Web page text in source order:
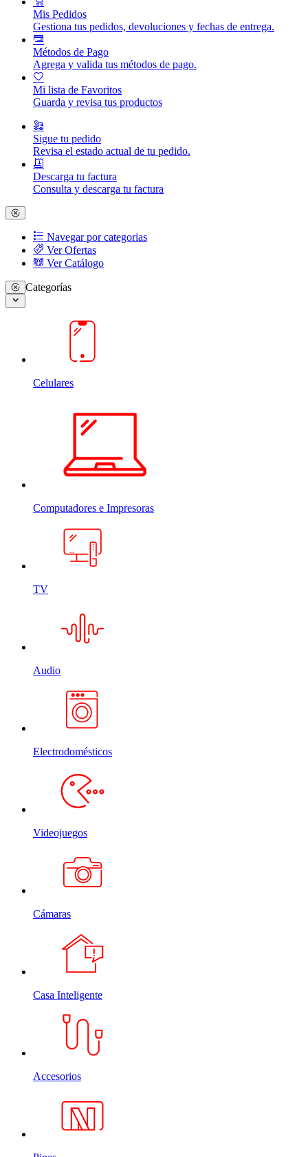
Mis Pedidos
Gestiona tus pedidos, devoluciones y fechas de entrega.
Métodos de Pago
Agrega y valida tus métodos de pago.
Mi lista de Favoritos
Guarda y revisa tus productos
Sigue tu pedido
Revisa el estado actual de tu pedido.
Descarga tu factura
Consulta y descarga tu factura
Navegar por categorias
Ver Ofertas
Ver Catálogo
Categorías
Celulares
Computadores e Impresoras
TV
Audio
Electrodomésticos
Videojuegos
Cámaras
Casa Inteligente
Accesorios